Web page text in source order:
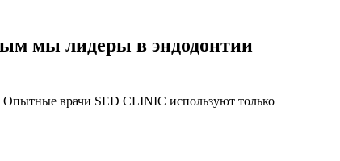
мы лидеры в эндодонтии
врачи SED CLINIC используют только